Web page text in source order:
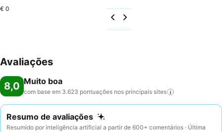
€ 0
Avaliações
8,0 Muito boa
com base em 3.623 pontuações nos principais sites
Resumo de avaliações
Resumido por inteligência artificial a partir de 600+ comentários · Última